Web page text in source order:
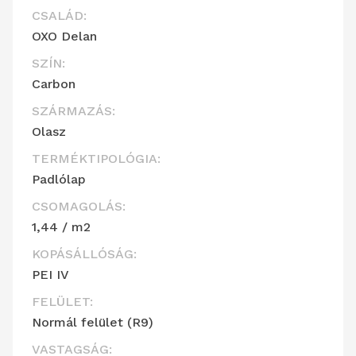
CSALÁD:
OXO Delan
SZÍN:
Carbon
SZÁRMAZÁS:
Olasz
TERMÉKTIPOLÓGIA:
Padlólap
CSOMAGOLÁS:
1,44 / m2
KOPÁSÁLLÓSÁG:
PEI IV
FELÜLET:
Normál felület (R9)
VASTAGSÁG: